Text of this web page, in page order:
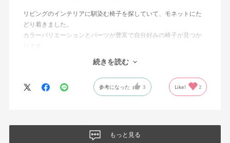
リビングのインテリアに馴染む椅子を探していて、モネットにた
どり着きました。
カラーバリエーションとパーツが豊富で自分好みの椅子が見つか
オフィスチェアにしては比較的コンパクトで家に置くのに最適で
した、座り心地も良く大変気に入っています。
今回どうしても欲しい色の組み合わせがあったので固定肘の物を
購入しましたが、欲を言えば稼働肘バージョンもバイカラーなど
続きを読む
参考になった 3 Like! 2
もっと見る